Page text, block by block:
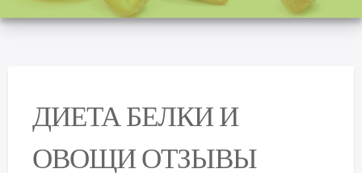
ДИЕТА БЕЛКИ И
ОВОЩИ ОТЗЫВЫ